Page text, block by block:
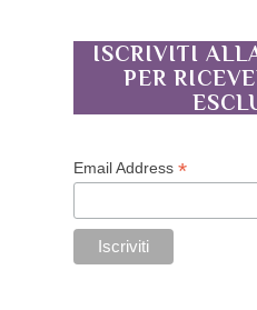
ISCRIVITI
PER
Email Address*